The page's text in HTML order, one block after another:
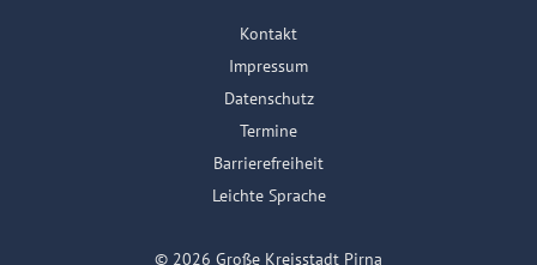
Kontakt
Impressum
Datenschutz
Termine
Barrierefreiheit
Leichte Sprache
© 2026 Große Kreisstadt Pirna